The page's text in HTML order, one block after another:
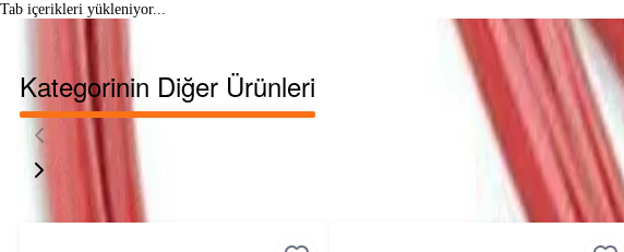
Tab içerikleri yükleniyor...
Kategorinin Diğer Ürünleri